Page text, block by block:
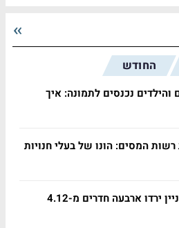
החודש
נכנסים לתמונה: איך
המסים: הונו של בעלי חנויות
תל בנימין: באותו בניין ירדו ארבעה חדרים מ-4.12